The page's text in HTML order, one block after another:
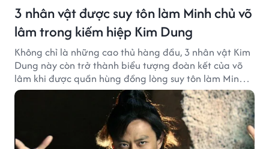
3 nhân vật được suy tôn làm Minh chủ võ
lâm trong kiếm hiệp Kim Dung
Không chỉ là những cao thủ hàng đầu, 3 nhân vật Kim
Dung này còn trở thành biểu tượng đoàn kết của võ
lâm khi được quần hùng đồng lòng suy tôn làm Minh
chủ.